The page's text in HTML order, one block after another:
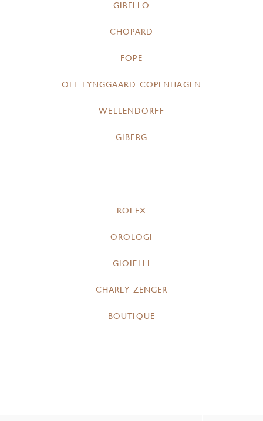
GIRELLO
CHOPARD
FOPE
OLE LYNGGAARD COPENHAGEN
WELLENDORFF
GIBERG
ROLEX
OROLOGI
GIOIELLI
CHARLY ZENGER
BOUTIQUE